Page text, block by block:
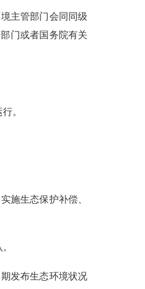
主管部门会同同级
门或者国务院有关
。
施生态保护补偿、
发布生态环境状况